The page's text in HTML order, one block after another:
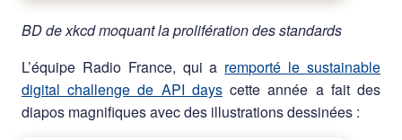
BD de xkcd moquant la prolifération des standards
L’équipe Radio France, qui a remporté le sustainable
digital challenge de API dayscette année a fait des
diapos magnifiques avec des illustrations dessinées :